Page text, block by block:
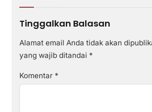
Tinggalkan Balasan
Alamat email Anda tidak akan
yang wajib ditandai *
Komentar *